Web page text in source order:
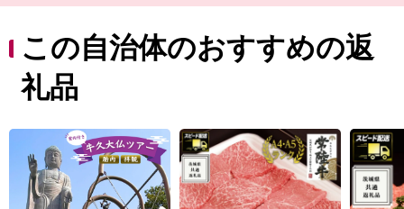
でもあります。
地元の美味しい特産品も豊富な牛久市へぜひお越しくだ
さい。
この自治体のおすすめの返
礼品